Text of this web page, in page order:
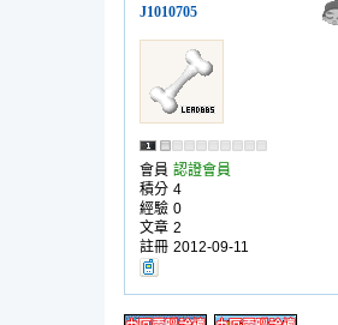
J1010705
會員 認證會員
積分 4
經驗 0
文章 2
註冊 2012-09-11